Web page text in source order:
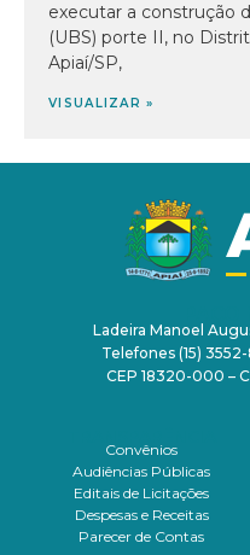
executar a construção
(UBS) porte II, no
Apiaí/SP,
VISUALIZAR »
Ladeira Manoel
Telefones (15)
CEP 18320-000 –
Convênios
Audiências Públicas
Editais de Licitações
Despesas e Receitas
Parecer de Contas